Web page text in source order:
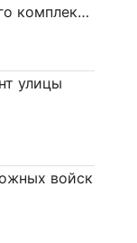
комплекса
улицы
войск